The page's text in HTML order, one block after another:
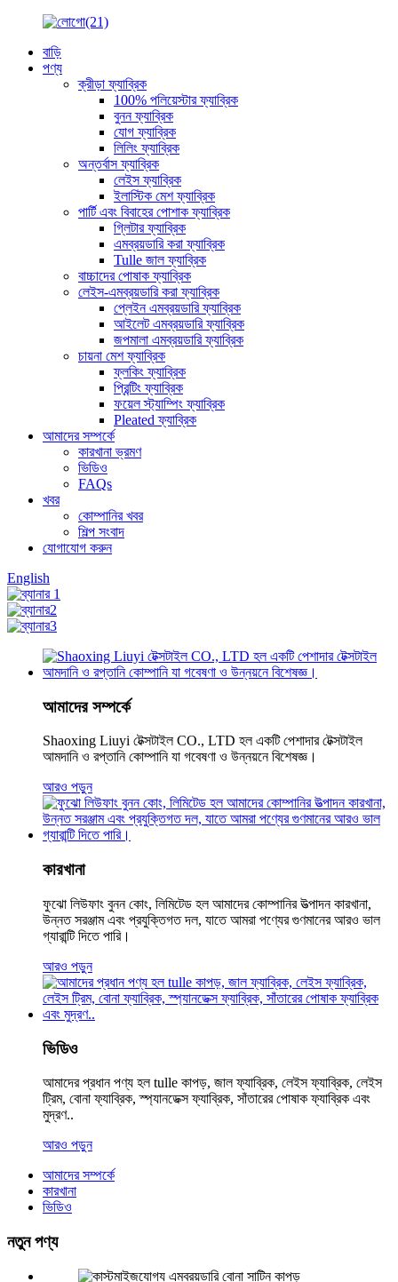
বাড়ি
পণ্য
ক্রীড়া ফ্যাব্রিক
100% পলিয়েস্টার ফ্যাব্রিক
বুনন ফ্যাব্রিক
যোগ ফ্যাব্রিক
লিলিং ফ্যাব্রিক
অন্তর্বাস ফ্যাব্রিক
লেইস ফ্যাব্রিক
ইলাস্টিক মেশ ফ্যাব্রিক
পার্টি এবং বিবাহের পোশাক ফ্যাব্রিক
গ্লিটার ফ্যাব্রিক
এমব্রয়ডারি করা ফ্যাব্রিক
Tulle জাল ফ্যাব্রিক
বাচ্চাদের পোষাক ফ্যাব্রিক
লেইস-এমব্রয়ডারি করা ফ্যাব্রিক
প্লেইন এমব্রয়ডারি ফ্যাব্রিক
আইলেট এমব্রয়ডারি ফ্যাব্রিক
জপমালা এমব্রয়ডারি ফ্যাব্রিক
চায়না মেশ ফ্যাব্রিক
ফ্লকিং ফ্যাব্রিক
প্রিন্টিং ফ্যাব্রিক
ফয়েল স্ট্যাম্পিং ফ্যাব্রিক
Pleated ফ্যাব্রিক
আমাদের সম্পর্কে
কারখানা ভ্রমণ
ভিডিও
FAQs
খবর
কোম্পানির খবর
শিল্প সংবাদ
যোগাযোগ করুন
English
আমাদের সম্পর্কে
Shaoxing Liuyi টেক্সটাইল CO., LTD হল একটি পেশাদার টেক্সটাইল
আমদানি ও রপ্তানি কোম্পানি যা গবেষণা ও উন্নয়নে বিশেষজ্ঞ।
আরও পড়ুন
কারখানা
ফুঝো লিউফাং বুনন কোং, লিমিটেড হল আমাদের কোম্পানির উত্পাদন কারখানা,
উন্নত সরঞ্জাম এবং প্রযুক্তিগত দল, যাতে আমরা পণ্যের গুণমানের আরও ভাল
গ্যারান্টি দিতে পারি।
আরও পড়ুন
ভিডিও
আমাদের প্রধান পণ্য হল tulle কাপড়, জাল ফ্যাব্রিক, লেইস ফ্যাব্রিক, লেইস
ট্রিম, বোনা ফ্যাব্রিক, স্প্যানডেক্স ফ্যাব্রিক, সাঁতারের পোষাক ফ্যাব্রিক এবং
মুদ্রণ..
আরও পড়ুন
আমাদের সম্পর্কে
কারখানা
ভিডিও
নতুন পণ্য